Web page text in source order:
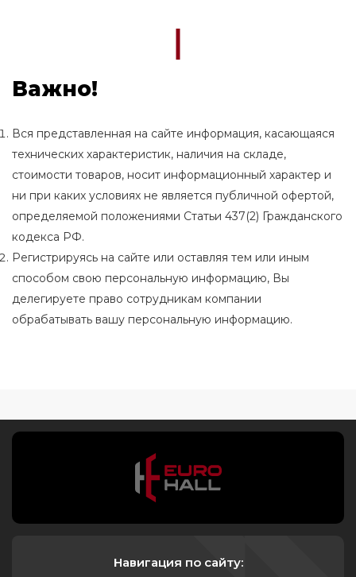
Важно!
Вся представленная на сайте информация, касающаяся
технических характеристик, наличия на складе,
стоимости товаров, носит информационный характер и
ни при каких условиях не является публичной офертой,
определяемой положениями Статьи 437(2) Гражданского
кодекса РФ.
Регистрируясь на сайте или оставляя тем или иным
способом свою персональную информацию, Вы
делегируете право сотрудникам компании
обрабатывать вашу персональную информацию.
Навигация по сайту: